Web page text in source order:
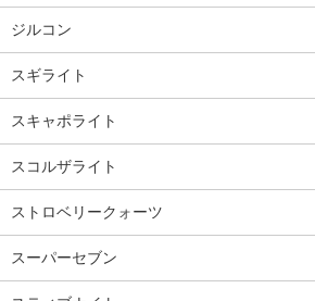
ジルコン
スギライト
スキャポライト
スコルザライト
ストロベリークォーツ
スーパーセブン